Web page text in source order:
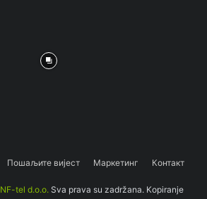
Пошаљите вијест Маркетинг Контакт
NF-tel d.o.o. Sva prava su zadržana. Kopiranje